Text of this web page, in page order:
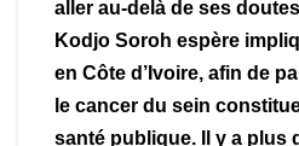
aller au-delà de ses
Kodjo Soroh espère
en Côte d’Ivoire, afin de
le cancer du sein
santé publique. Il y a plus